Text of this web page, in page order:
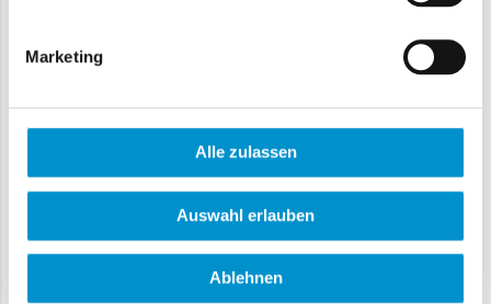
Marketing
Alle zulassen
Auswahl erlauben
Ablehnen